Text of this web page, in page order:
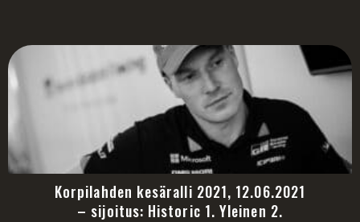
Korpilahden kesäralli 2021, 12.06.2021
– sijoitus: Historic 1. Yleinen 2.